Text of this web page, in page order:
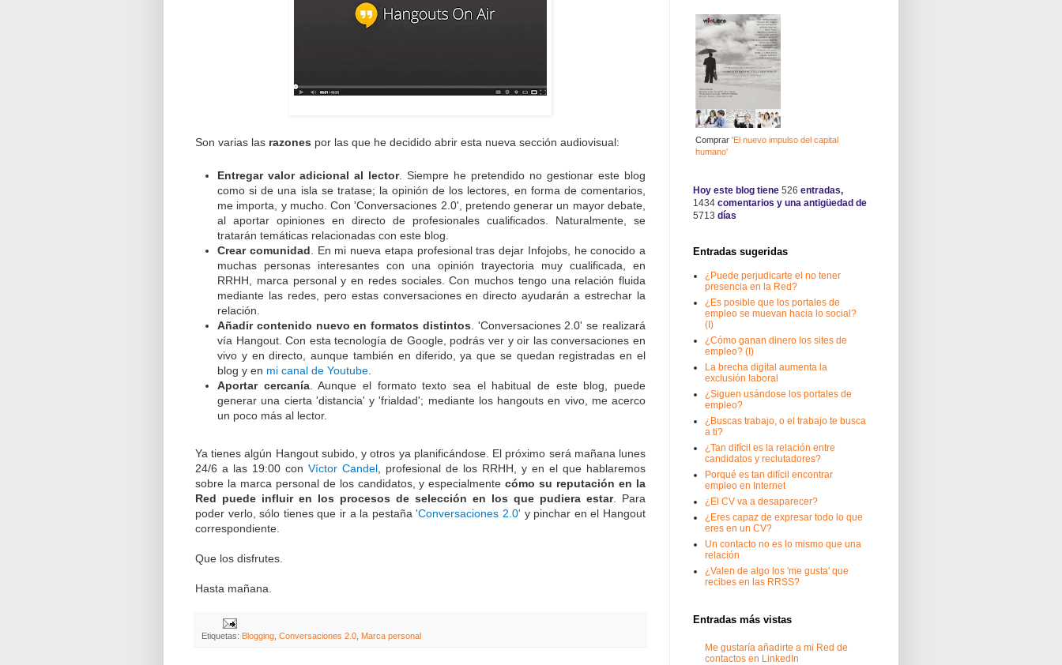
Son varias las razones por las que he decidido abrir esta nueva sección audiovisual:
Entregar valor adicional al lector. Siempre he pretendido no gestionar este blog
como si de una isla se tratase; la opinión de los lectores, en forma de comentarios,
me importa, y mucho. Con 'Conversaciones 2.0', pretendo generar un mayor debate,
al aportar opiniones en directo de profesionales cualificados. Naturalmente, se
tratarán temáticas relacionadas con este blog.
Crear comunidad . En mi nueva etapa profesional tras dejar Infojobs, he conocido a
muchas personas interesantes con una opinión trayectoria muy cualificada, en
RRHH, marca personal y en redes sociales. Con muchos tengo una relación fluida
mediante las redes, pero estas conversaciones en directo ayudarán a estrechar la
relación.
Añadir contenido nuevo en formatos distintos . 'Conversaciones 2.0' se realizará
vía Hangout. Con esta tecnología de Google, podrás ver y oir las conversaciones en
vivo y en directo, aunque también en diferido, ya que se quedan registradas en el
blog y en mi canal de Youtube
Aportar cercanía. Aunque el formato texto sea el habitual de este blog, puede
generar una cierta 'distancia' y 'frialdad'; mediante los hangouts en vivo, me acerco
un poco más al lector.
Ya tienes algún Hangout subido, y otros ya planificándose. El próximo será mañana lunes
24/6 a las 19:00 con Víctor Candel , profesional de los RRHH, y en el que hablaremos
sobre la marca personal de los candidatos, y especialmentecómo su reputación en la
Red puede influir en los procesos de selección en los que pudiera estar. Para
poder verlo, sólo tienes que ir a la pestaña'Conversaciones 2.0' y pinchar en el Hangout
correspondiente.
Que los disfrutes.
Hasta mañana.
Etiquetas: Blogging Conversaciones 2.0 Marca personal
Comprar 'El nuevo impulso del capital
humano'
Hoy este blog tiene 526 entradas,
1434 comentarios y una antigüedad de
5713 días
Entradas sugeridas
¿Puede perjudicarte el no tener
presencia en la Red?
¿Es posible que los portales de
empleo se muevan hacia lo social?
(I)
¿Cómo ganan dinero los sites de
empleo? (I)
La brecha digital aumenta la
exclusión laboral
¿Siguen usándose los portales de
empleo?
¿Buscas trabajo, o el trabajo te busca
a ti?
¿Tan difícil es la relación entre
candidatos y reclutadores?
Porqué es tan difícil encontrar
empleo en Internet
¿El CV va a desaparecer?
¿Eres capaz de expresar todo lo que
eres en un CV?
Un contacto no es lo mismo que una
relación
¿Valen de algo los 'me gusta' que
recibes en las RRSS?
Entradas más vistas
Me gustaría añadirte a mi Red de
contactos en LinkedIn